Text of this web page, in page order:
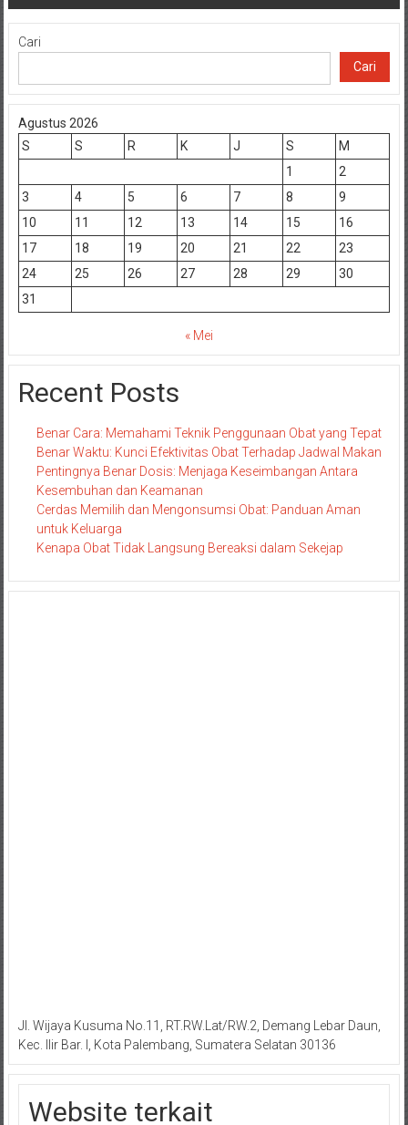
Cari
Cari
Agustus 2026
S
S R K J S
M
1
2
3
4 5 6 7 8
9
10
11 12 13 14 15
16
17
18 19 20 21 22
23
24
25 26 27 28 29
30
31
« Mei
Recent Posts
Benar Cara: Memahami Teknik Penggunaan Obat yang Tepat
Benar Waktu: Kunci Efektivitas Obat Terhadap Jadwal Makan
Pentingnya Benar Dosis: Menjaga Keseimbangan Antara
Kesembuhan dan Keamanan
Cerdas Memilih dan Mengonsumsi Obat: Panduan Aman
untuk Keluarga
Kenapa Obat Tidak Langsung Bereaksi dalam Sekejap
Jl. Wijaya Kusuma No.11, RT.RW.Lat/RW.2, Demang Lebar Daun,
Kec. Ilir Bar. I, Kota Palembang, Sumatera Selatan 30136
Website terkait